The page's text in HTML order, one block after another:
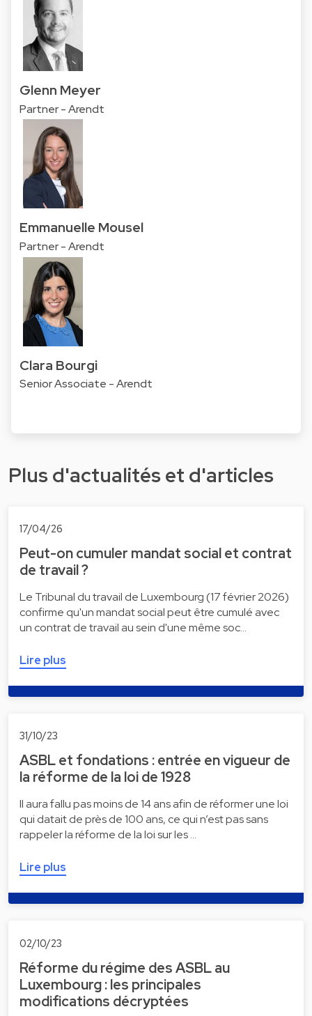
Glenn Meyer
Partner - Arendt
Emmanuelle Mousel
Partner - Arendt
Clara Bourgi
Senior Associate - Arendt
Plus d'actualités et d'articles
17/04/26
Peut-on cumuler mandat social et contrat
de travail ?
Le Tribunal du travail de Luxembourg (17 février 2026)
confirme qu'un mandat social peut être cumulé avec
un contrat de travail au sein d'une même soc…
Lire plus
31/10/23
ASBL et fondations : entrée en vigueur de
la réforme de la loi de 1928
Il aura fallu pas moins de 14 ans afin de réformer une loi
qui datait de près de 100 ans, ce qui n’est pas sans
rappeler la réforme de la loi sur les …
Lire plus
02/10/23
Réforme du régime des ASBL au
Luxembourg : les principales
modifications décryptées